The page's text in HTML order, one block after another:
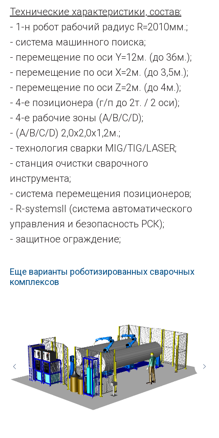
Технические характеристики, состав:
- 1-н робот рабочий радиус R=2010мм.;
- система машинного поиска;
- перемещение по оси Y=12м. (до 36м.);
- перемещение по оси Х=2м. (до 3,5м.);
- перемещение по оси Z=2м. (до 4м.);
- 4-е позиционера (г/п до 2т. / 2 оси);
- 4-е рабочие зоны (А/В/С/D);
- (А/В/С/D) 2,0х2,0х1,2м.;
- технология сварки MIG/TIG/LASER;
- станция очистки сварочного
инструмента;
- система перемещения позиционеров;
- R-systemsII (система автоматического
управления и безопасность РСК);
- защитное ограждение;
Еще варианты роботизированных сварочных
комплексов